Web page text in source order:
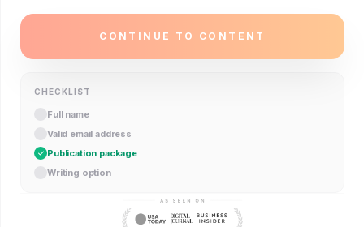
CONTINUE TO CONTENT
CHECKLIST
Full name
Valid email address
Publication package
Writing option